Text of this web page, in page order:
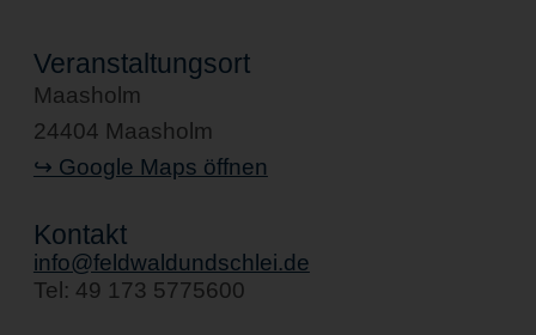
Veranstaltungsort
Maasholm
24404 Maasholm
↪ Google Maps öffnen
Kontakt
info@feldwaldundschlei.de
Tel: 49 173 5775600